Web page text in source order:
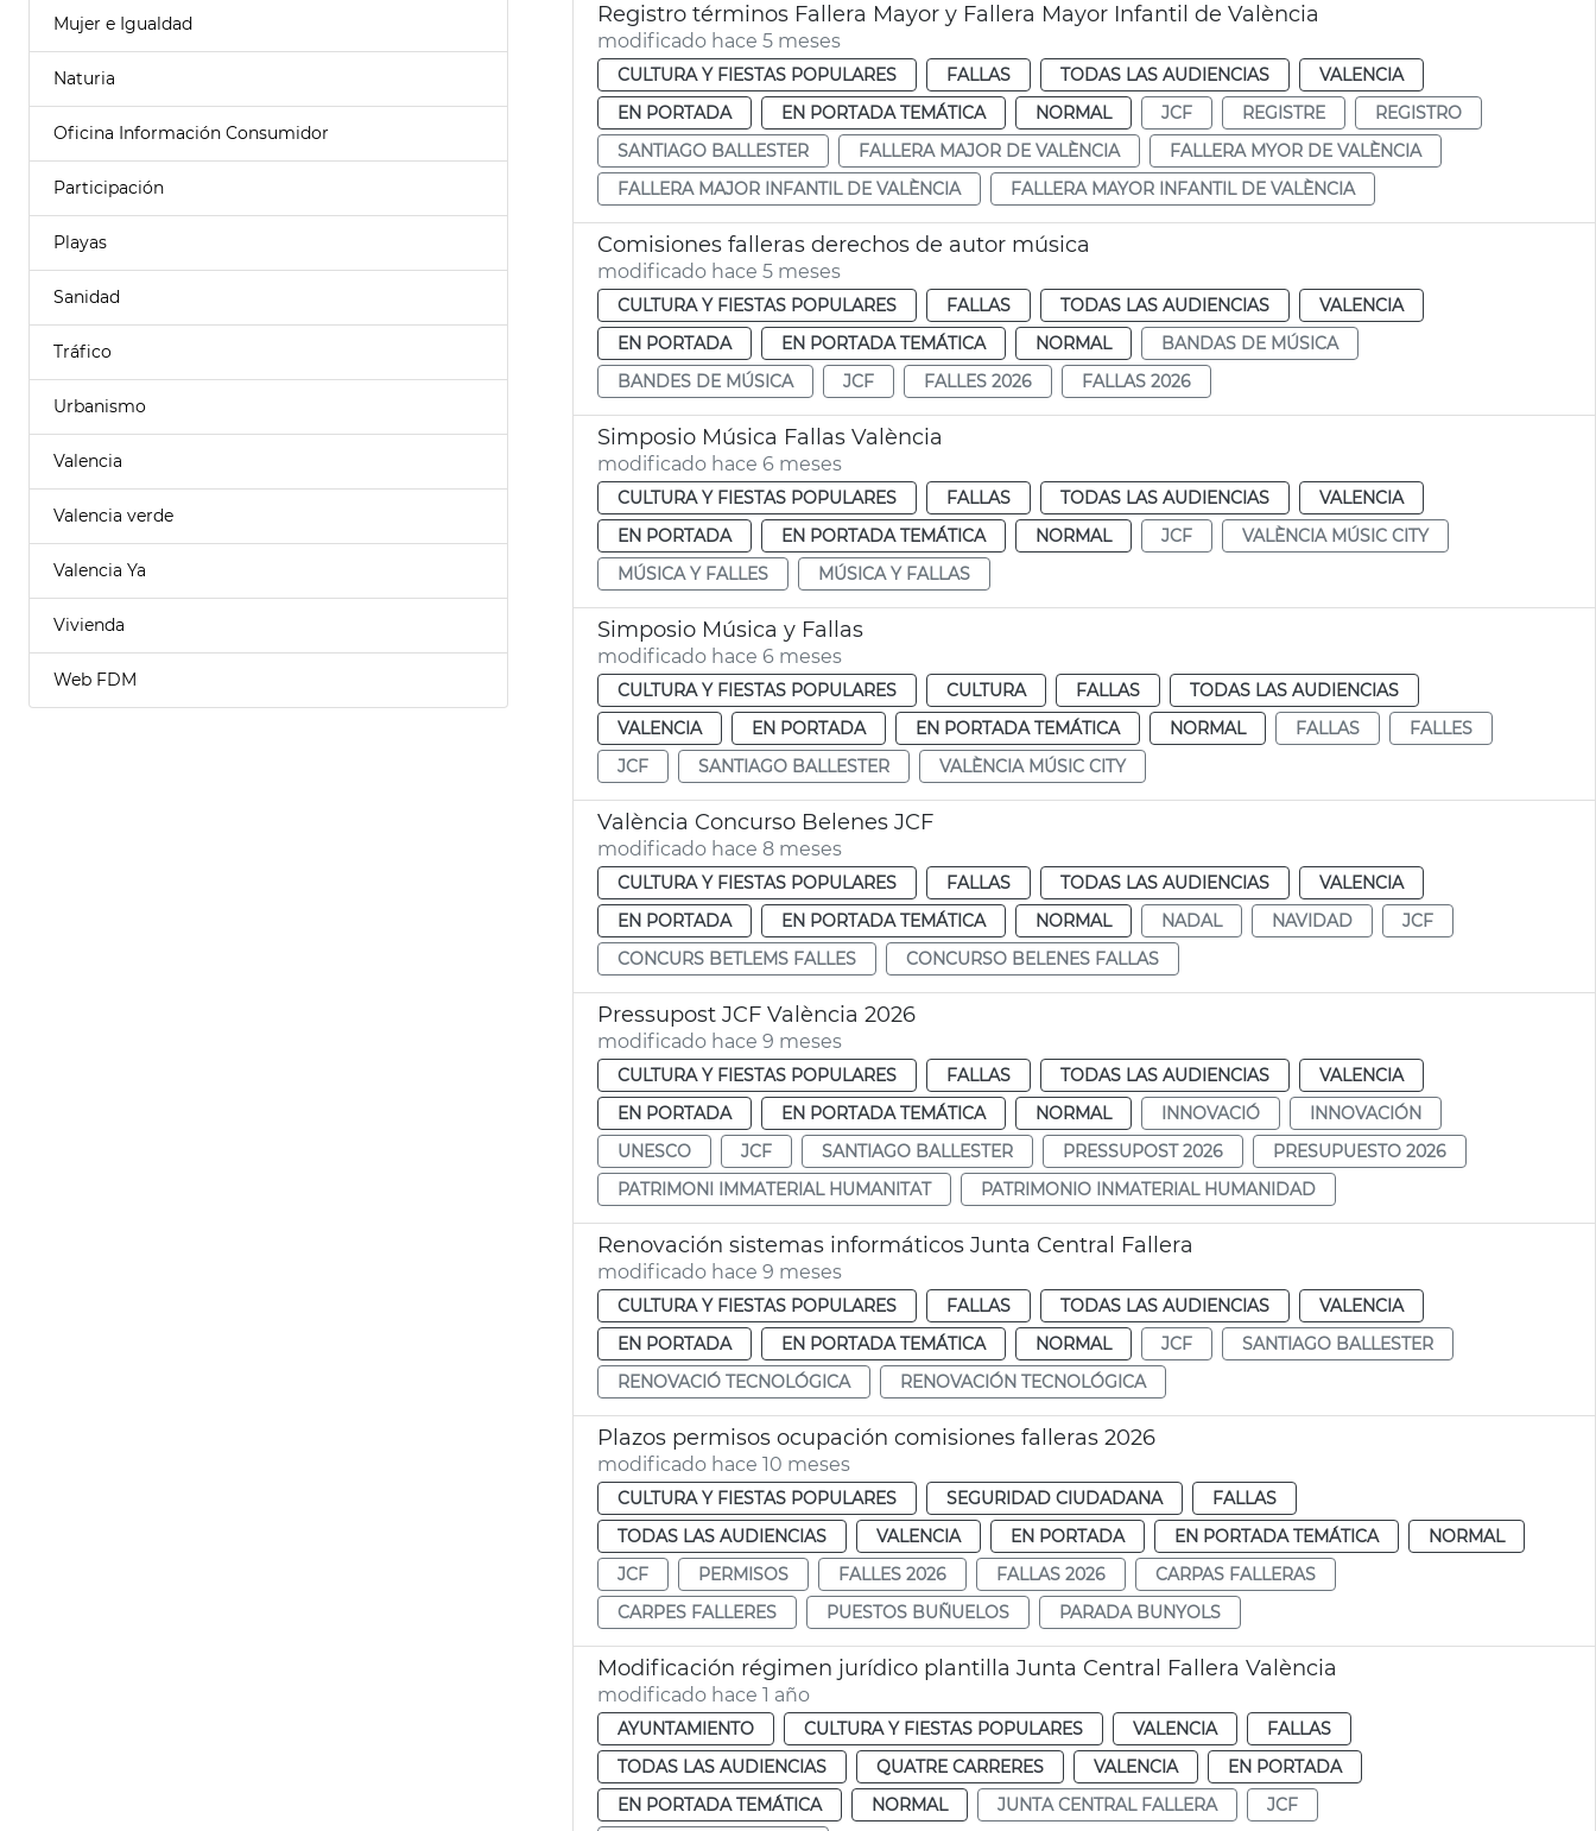
Mujer e Igualdad
Naturia
Oficina Información Consumidor
Participación
Playas
Sanidad
Tráfico
Urbanismo
Valencia
Valencia verde
Valencia Ya
Vivienda
Web FDM
Registro términos Fallera Mayor y Fallera Mayor Infantil de València
modificado hace 5 meses
CULTURA Y FIESTAS POPULARES FALLAS TODAS LAS AUDIENCIAS
VALENCIA
EN PORTADA
EN PORTADA TEMÁTICA NORMAL JCF REGISTRE
REGISTRO
SANTIAGO BALLESTER
FALLERA MAJOR DE VALÈNCIA
FALLERA MYOR DE VALÈNCIA
FALLERA MAJOR INFANTIL DE VALÈNCIA
FALLERA MAYOR INFANTIL DE VALÈNCIA
Comisiones falleras derechos de autor música
modificado hace 5 meses
CULTURA Y FIESTAS POPULARES FALLAS TODAS LAS AUDIENCIAS
VALENCIA
EN PORTADA
EN PORTADA TEMÁTICA NORMAL
BANDAS DE MÚSICA
BANDES DE MÚSICA
JCF FALLES 2026 FALLAS 2026
Simposio Música Fallas València
modificado hace 6 meses
CULTURA Y FIESTAS POPULARES FALLAS TODAS LAS AUDIENCIAS
VALENCIA
EN PORTADA
EN PORTADA TEMÁTICA NORMAL JCF
VALÈNCIA MÚSIC CITY
MÚSICA Y FALLES
MÚSICA Y FALLAS
Simposio Música y Fallas
modificado hace 6 meses
CULTURA Y FIESTAS POPULARES CULTURA FALLAS
TODAS LAS AUDIENCIAS
VALENCIA
EN PORTADA EN PORTADA TEMÁTICA NORMAL FALLAS
FALLES
JCF
SANTIAGO BALLESTER VALÈNCIA MÚSIC CITY
València Concurso Belenes JCF
modificado hace 8 meses
CULTURA Y FIESTAS POPULARES FALLAS TODAS LAS AUDIENCIAS
VALENCIA
EN PORTADA
EN PORTADA TEMÁTICA NORMAL NADAL NAVIDAD
JCF
CONCURS BETLEMS FALLES
CONCURSO BELENES FALLAS
Pressupost JCF València 2026
modificado hace 9 meses
CULTURA Y FIESTAS POPULARES FALLAS TODAS LAS AUDIENCIAS
VALENCIA
EN PORTADA
EN PORTADA TEMÁTICA NORMAL INNOVACIÓ
INNOVACIÓN
UNESCO
JCF SANTIAGO BALLESTER PRESSUPOST 2026
PRESUPUESTO 2026
PATRIMONI IMMATERIAL HUMANITAT
PATRIMONIO INMATERIAL HUMANIDAD
Renovación sistemas informáticos Junta Central Fallera
modificado hace 9 meses
CULTURA Y FIESTAS POPULARES FALLAS TODAS LAS AUDIENCIAS
VALENCIA
EN PORTADA
EN PORTADA TEMÁTICA NORMAL JCF
SANTIAGO BALLESTER
RENOVACIÓ TECNOLÓGICA
RENOVACIÓN TECNOLÓGICA
Plazos permisos ocupación comisiones falleras 2026
modificado hace 10 meses
CULTURA Y FIESTAS POPULARES SEGURIDAD CIUDADANA
FALLAS
TODAS LAS AUDIENCIAS
VALENCIA EN PORTADA EN PORTADA TEMÁTICA
NORMAL
JCF
PERMISOS FALLES 2026 FALLAS 2026
CARPAS FALLERAS
CARPES FALLERES
PUESTOS BUÑUELOS PARADA BUNYOLS
Modificación régimen jurídico plantilla Junta Central Fallera València
modificado hace 1 año
AYUNTAMIENTO CULTURA Y FIESTAS POPULARES VALENCIA
FALLAS
TODAS LAS AUDIENCIAS
QUATRE CARRERES VALENCIA
EN PORTADA
EN PORTADA TEMÁTICA
NORMAL JUNTA CENTRAL FALLERA
JCF